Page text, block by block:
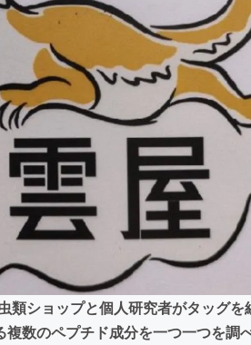
書籍・雑誌出版
チャレンジ
CAMPFIRE for
CAMPFIREふ
類ショップと個人研究者がタッグ
数のペプチド成分を一つ一つを調